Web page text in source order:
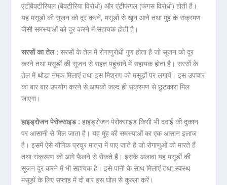
एंटीबैक्टीरियल (बैक्टीरिया विरोधी) और एंटीफंगल (फंगस विरोधी) होती है।
यह मसूड़ों की सूजन को दूर करने, मसूड़ों से खून आने तथा मुंह के संक्रमण
जैसी समस्याओं को दूर करने में सहायक होती है।
सरसों का तेल : सरसों के तेल में रोगाणुरोधी गुण होता है जो सूजन को दूर
करने तथा मसूड़ों की सूजन से राहत पहुंचाने में सहायक होता है। सरसों के
तेल में थोडा नमक मिलाएं तथा इस मिश्रण को मसूड़ों पर लगायें। इस उपचार
का बार बार उपयोग करने से आपको जल्द ही संक्रमण से छुटकारा मिल
जाएगा।
हाइड्रोजन पेरोक्साइड : हाइड्रोजन पेरोक्साइड किसी भी दवाई की दुकान
पर आसानी से मिल जाता है। यह मुंह की समस्याओं का एक आसान इलाज
है। इसमें ऐसे यौगिक प्रचुर मात्रा में पाए जाते हैं जो रोगाणुओं को मारते हैं
तथा संक्रमण को आगे फैलने से रोकते हैं। इसके अलावा यह मसूड़ों की
सूजन दूर करने में भी सहायक है। इसे पानी के साथ मिलाएं तथा स्वस्थ
मसूड़ों के लिए सप्ताह में दो बार इस घोल से कुल्ला करें।